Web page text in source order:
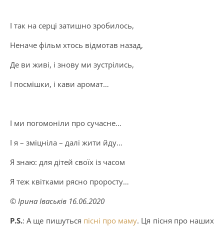
І так на серці затишно зробилось,
Неначе фільм хтось відмотав назад,
Де ви живі, і знову ми зустрілись,
І посмішки, і кави аромат…
І ми погомоніли про сучасне…
І я – зміцніла – далі жити йду…
Я знаю: для дітей своїх із часом
Я теж квітками рясно проросту…
© Ірина Іваськів 16.06.2020
P.S.: А ще пишуться пісні про маму. Ця пісня про наших